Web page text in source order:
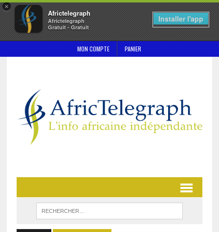
×
Africtelegraph
Africtelegraph
Gratuit - Gratuit
Installer l'app
MON COMPTE PANIER